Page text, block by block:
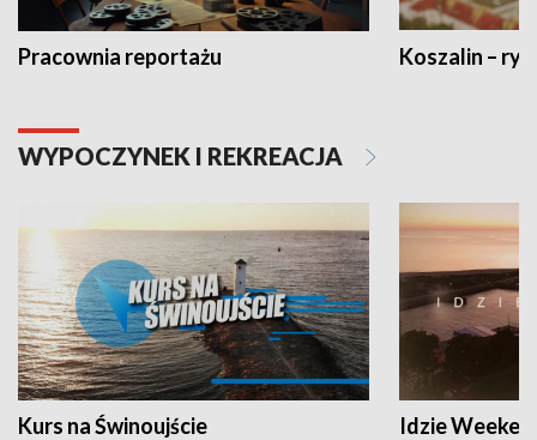
Pracownia reportażu Koszalin –
WYPOCZYNEK I REKREACJA
Kurs na Świnoujście Idzie